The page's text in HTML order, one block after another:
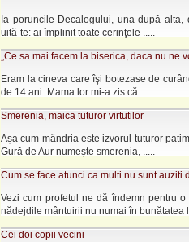
Ia poruncile Decalogului, una după
uită-te: ai împlinit toate cerinţele .....
„Ce sa mai facem la biserica, daca nu ne
Eram la cineva care îşi botezase de
de 14 ani. Mama lor mi-a zis că .....
Smerenia, maica tuturor virtutilor
Așa cum mândria este izvorul tuturor
Gură de Aur numește smerenia, .....
Cum se face atunci ca multi nu sunt auziti
Vezi cum profetul ne dă îndemn pentru
nădejdile mântuirii nu numai în bunătatea
Cei doi copii vecini